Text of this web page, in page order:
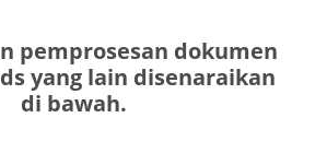
pemprosesan dokumen
yang lain disenaraikan
di bawah.